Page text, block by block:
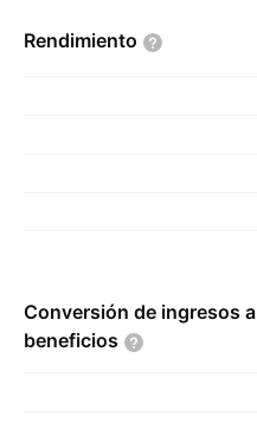
Rendimiento
Conversión de ingresos a
beneficios